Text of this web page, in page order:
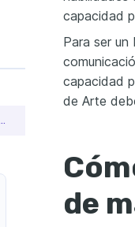
San
de arte que consiga empleo
capacidad
Para ser
capacidad
de Arte
de